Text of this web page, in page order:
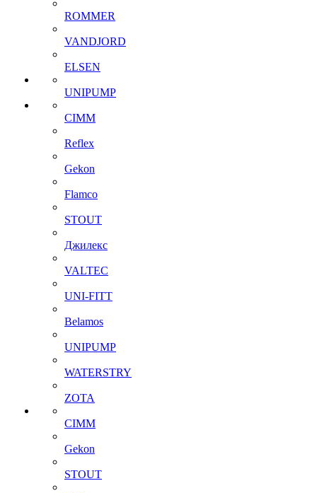
ROMMER
VANDJORD
ELSEN
UNIPUMP
CIMM
Reflex
Gekon
Flamco
STOUT
Джилекс
VALTEC
UNI-FITT
Belamos
UNIPUMP
WATERSTRY
ZOTA
CIMM
Gekon
STOUT